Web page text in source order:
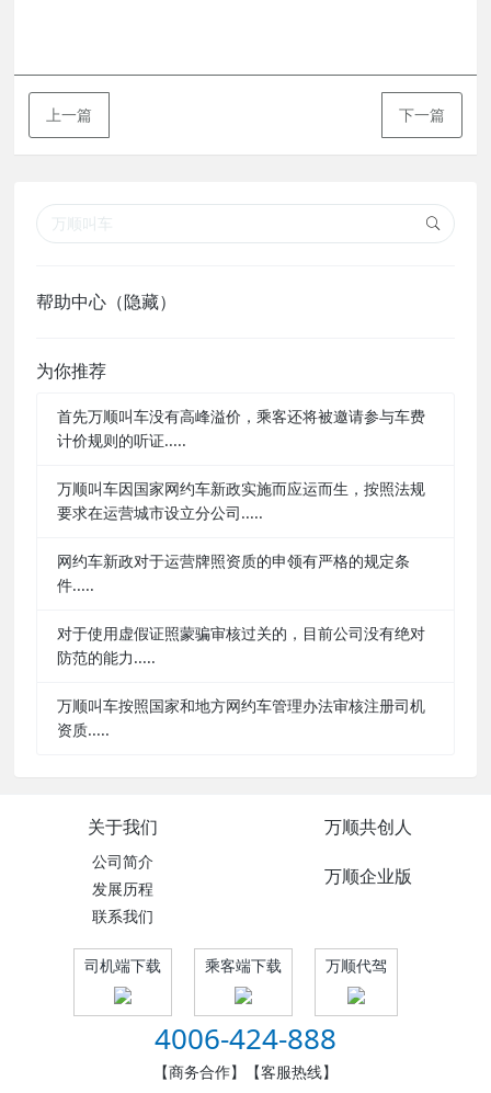
上一篇 下一篇
帮助中心（隐藏）
为你推荐
首先万顺叫车没有高峰溢价，乘客还将被邀请参与车费
计价规则的听证.....
万顺叫车因国家网约车新政实施而应运而生，按照法规
要求在运营城市设立分公司.....
网约车新政对于运营牌照资质的申领有严格的规定条
件.....
对于使用虚假证照蒙骗审核过关的，目前公司没有绝对
防范的能力.....
万顺叫车按照国家和地方网约车管理办法审核注册司机
资质.....
关于我们
公司简介
发展历程
联系我们
万顺共创人
万顺企业版
司机端下载 乘客端下载 万顺代驾
4006-424-888
【商务合作】【客服热线】